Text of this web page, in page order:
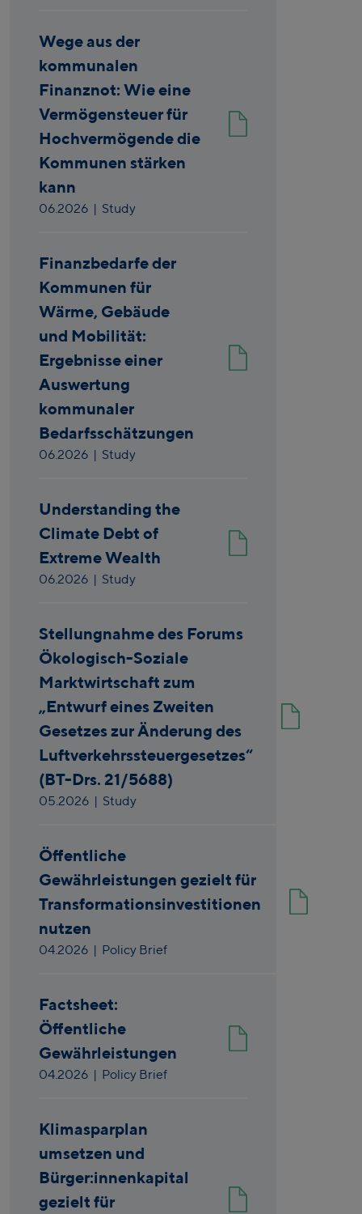
Wege aus der
kommunalen
Finanznot: Wie eine
Vermögensteuer für
Hochvermögende die
Kommunen stärken
kann
06.2026 | Study
Finanzbedarfe der
Kommunen für
Wärme, Gebäude
und Mobilität:
Ergebnisse einer
Auswertung
kommunaler
Bedarfsschätzungen
06.2026 | Study
Understanding the
Climate Debt of
Extreme Wealth
06.2026 | Study
Stellungnahme des Forums
Ökologisch-Soziale
Marktwirtschaft zum
„Entwurf eines Zweiten
Gesetzes zur Änderung des
Luftverkehrssteuergesetzes“
(BT-Drs. 21/5688)
05.2026 | Study
Öffentliche
Gewährleistungen gezielt für
Transformationsinvestitionen
nutzen
04.2026 | Policy Brief
Factsheet:
Öffentliche
Gewährleistungen
04.2026 | Policy Brief
Klimasparplan
umsetzen und
Bürger:innenkapital
gezielt für